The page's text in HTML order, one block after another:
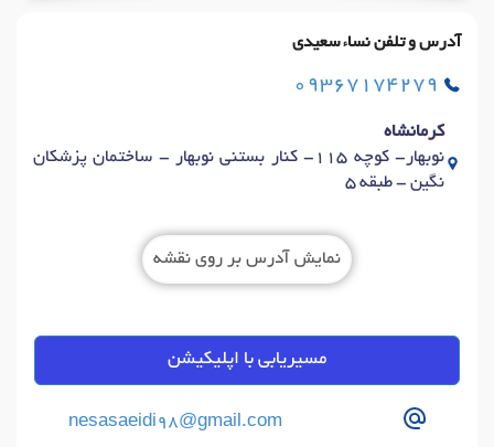
آدرس و تلفن نساء سعیدی
09367174279
کرمانشاه
نوبهار- کوچه 115- کنار بستنی نوبهار - ساختمان پزشکان
نگین - طبقه 5
نمایش آدرس بر روی نقشه
مسیریابی با اپلیکیشن
nesasaeidi98@gmail.com